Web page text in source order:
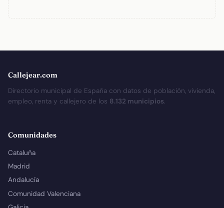
Callejear.com
Directorio municipal de España con datos de población, vivienda,
empleo, renta y callejero de los 8.132 municipios.
Comunidades
Cataluña
Madrid
Andalucía
Comunidad Valenciana